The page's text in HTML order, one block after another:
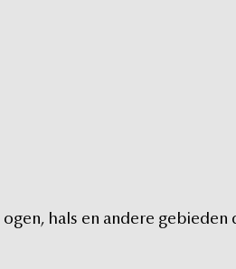
ogen, hals en andere gebieden